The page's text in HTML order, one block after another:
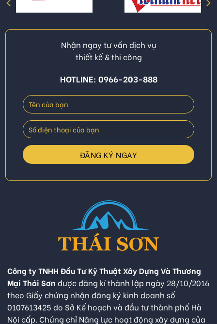
Nhận ngay tư vấn dịch vụ
thiết kế & thi công
HOTLINE: 0966-203-888
Công ty TNHH Đầu Tư Kỹ Thuật Xây Dựng Và Thương
Mại Thái Sơn được đăng kí thành lập ngày 28/10/2016
theo Giấy chứng nhận đăng ký kinh doanh số
0107613425 do Sở Kế hoạch và đầu tư thành phố Hà
Nội cấp. Chứng chỉ Năng lực hoạt động xây dựng của